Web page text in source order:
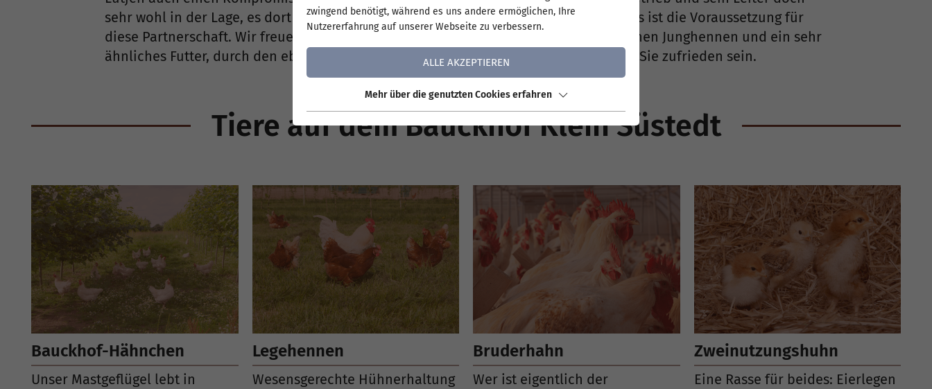
sehr wohl in der Lage, es dort den Hennen an nichts fehlen zu lassen. Wir wissen. Das ist die Voraussetzung für
diese Partnerschaft. Wir freuen uns über diese Zusammenarbeit und durch die gleichen Junghennen und ein sehr
ähnliches Futter, durch den ebenso liebevollen Umgang mit den Tieren werden auch Sie zufrieden sein.
Tiere auf dem Bauckhof Klein Süstedt
Bauckhof-Hähnchen
Unser Mastgeflügel lebt in
Legehennen
Wesensgerechte Hühnerhaltung
Bruderhahn
Wer ist eigentlich der
Zweinutzungshuhn
Eine Rasse für beides: Eierlegen
zwingend benötigt, während es uns andere ermöglichen, Ihre
Nutzererfahrung auf unserer Webseite zu verbessern.
ALLE AKZEPTIEREN
Mehr über die genutzten Cookies erfahren